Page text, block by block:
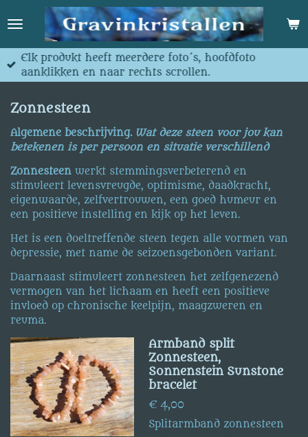
direct
hoofdinhoud
Elk produkt heeft meerdere foto´s, hoofdfoto
aanklikken en naar rechts scrollen.
Zonnesteen
Algemene beschrijving. Wat deze steen voor jou kan
betekenen is per persoon en situatie verschillend
Zonnesteen werkt stemmingsverbeterend en
stimuleert levensvreugde, optimisme, daadkracht,
eigenwaarde, zelfvertrouwen, een goed humeur en
een positieve instelling en kijk op het leven.
Het is een doeltreffende steen tegen alle vormen van
depressie, met name de seizoensgebonden variant.
Daarnaast stimuleert zonnesteen het zelfgenezend
vermogen van het lichaam en heeft een positieve
invloed op chronische keelpijn, maagzweren en
reuma.
Armband split
Zonnesteen,
Sonnenstein Sunstone
bracelet
€ 4,00
Splitarmband zonnesteen